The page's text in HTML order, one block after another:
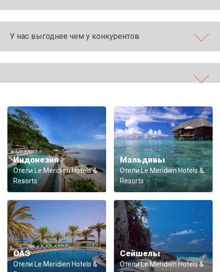
У нас выгоднее чем у конкурентов
Индонезия
Отели Le Meridien Hotels &
Resorts
Мальдивы
Отели Le Meridien Hotels &
Resorts
ОАЭ
Отели Le Meridien Hotels &
Сейшелы
Отели Le Meridien Hotels &